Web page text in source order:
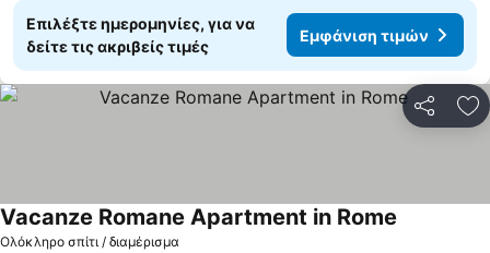
Επιλέξτε ημερομηνίες, για να
δείτε τις ακριβείς τιμές
Εμφάνιση τιμών
Ολόκληρο σπίτι / διαμέρισμα
Vacanze Romane Apartment in Rome